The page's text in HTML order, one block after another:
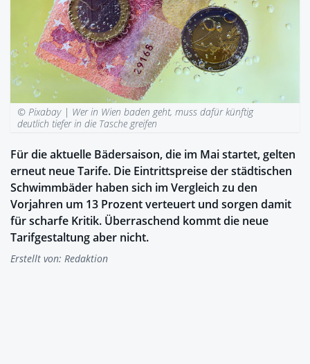
© Pixabay | Wer in Wien baden geht, muss dafür künftig
deutlich tiefer in die Tasche greifen
Für die aktuelle Bädersaison, die im Mai startet, gelten
erneut neue Tarife. Die Eintrittspreise der städtischen
Schwimmbäder haben sich im Vergleich zu den
Vorjahren um 13 Prozent verteuert und sorgen damit
für scharfe Kritik. Überraschend kommt die neue
Tarifgestaltung aber nicht.
Erstellt von: Redaktion